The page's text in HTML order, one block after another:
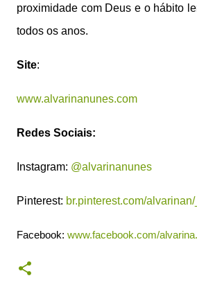
proximidade com Deus e o hábito
todos os anos.
Site:
www.alvarinanunes.com
Redes Sociais:
Instagram: @alvarinanunes
Pinterest: br.pinterest.com/
Facebook: www.facebook.com/